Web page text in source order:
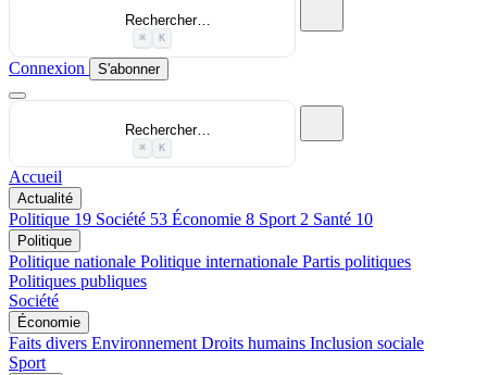
Rechercher…
⌘ K
Connexion S'abonner
Rechercher…
⌘ K
Accueil
Actualité
Politique 19 Société 53 Économie 8 Sport 2 Santé 10
Politique
Politique nationale Politique internationale Partis politiques
Politiques publiques
Société
Économie
Faits divers Environnement Droits humains Inclusion sociale
Sport